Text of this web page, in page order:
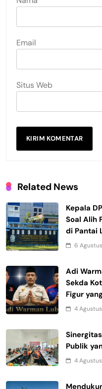
Email
Situs Web
Related News
Kepala
Soal Alih
di Pantai
6
Adi
Sekda
Figur
4
Publik
4